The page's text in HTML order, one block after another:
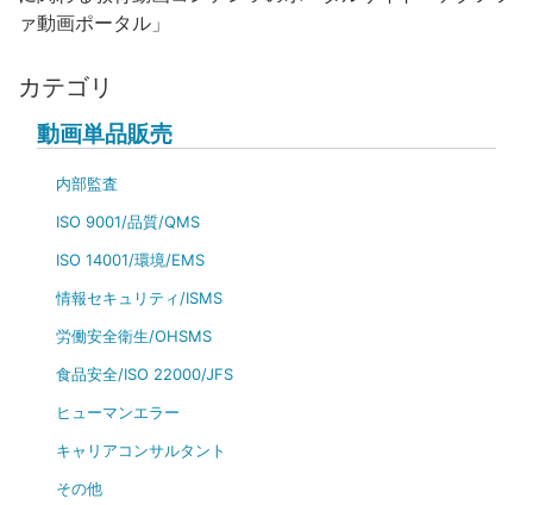
ァ動画ポータル」
カテゴリ
動画単品販売
内部監査
ISO 9001/品質/QMS
ISO 14001/環境/EMS
情報セキュリティ/ISMS
労働安全衛生/OHSMS
食品安全/ISO 22000/JFS
ヒューマンエラー
キャリアコンサルタント
その他